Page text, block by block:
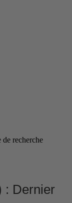
recherche
: Dernier